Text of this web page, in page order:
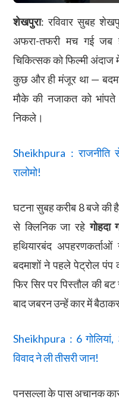
शेखपुरा: रविवार सुबह
अफरा-तफरी मच गई जब
चिकित्सक को फिल्मी
कुछ और ही मंजूर था —
मौके की नजाकत को भांपते
निकले।
Sheikhpura :
रालोमो!
घटना सुबह करीब 8 बजे की
से क्लिनिक जा रहे
हथियारबंद
बदमाशों ने पहले पेट्रोल पंप
फिर सिर पर पिस्तौल की
बाद जबरन उन्हें कार में
Sheikhpura : 6
विवाद ने ली तीसरी जान!
पनसल्ला के पास अचानक